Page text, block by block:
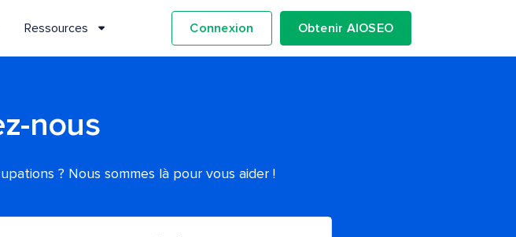
Ressources Connexion Obtenir AIOSEO
nous
? Nous sommes là pour vous aider !